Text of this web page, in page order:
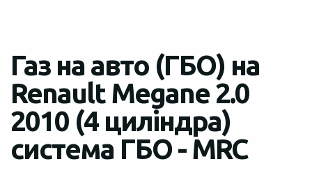
Газ на авто (ГБО) на
Renault Megane 2.0
2010 (4 циліндра)
система ГБО - MRC